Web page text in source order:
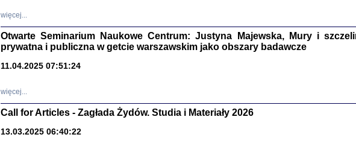
Stanisław Adler, oprac. i wstępem
Warszawa 2018
więcej...
Otwarte Seminarium Naukowe Centrum: Justyna Majewska, Mury i
prywatna i publiczna w getcie warszawskim jako obszary badawcze
11.04.2025 07:51:24
więcej...
Call for Articles - Zagłada Żydów. Studia i Materiały 2026
13.03.2025 06:40:22